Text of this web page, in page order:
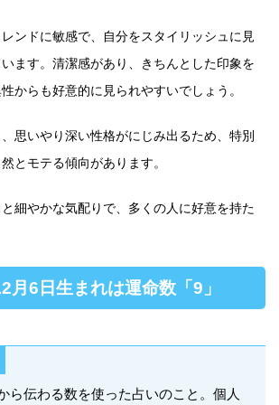
ンドに敏感で、自分をスタイリッシュに見
ます。清潔感があり、きちんとした印象を
からも好意的に見られやすいでしょう。
思いやり深い性格がにじみ出るため、特別
とモテる傾向があります。
細やかな気配りで、多くの人に好意を持た
月6日生まれは運命数「9」
ら伝わる数を使った占いのこと。個人